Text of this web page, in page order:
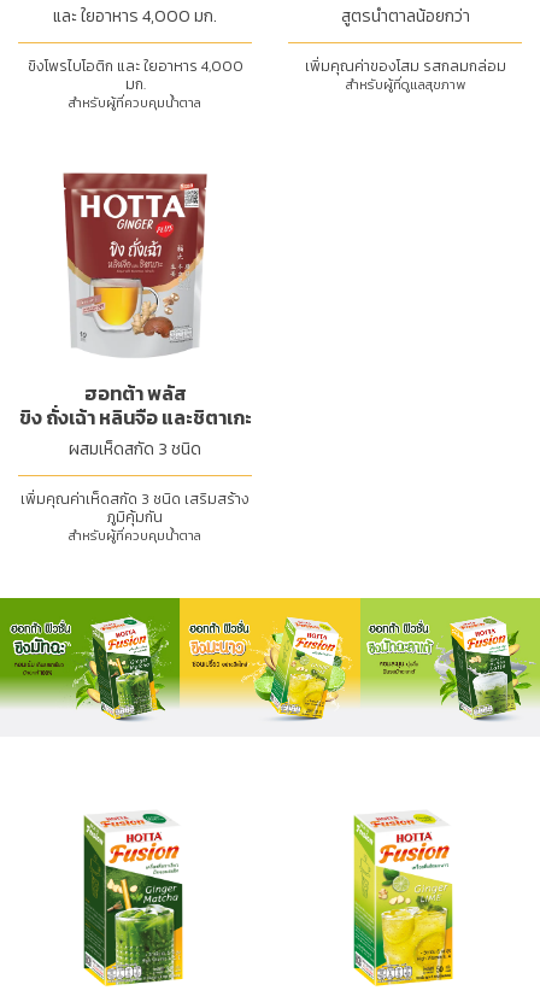
และ ใยอาหาร 4,000 มก.
ขิงโพรไบโอติก และ ใยอาหาร 4,000
มก.
สำหรับผู้ที่ควบคุมน้ำตาล
สูตรน้ำตาลน้อยกว่า
เพิ่มคุณค่าของโสม รสกลมกล่อม
สำหรับผู้ที่ดูแลสุขภาพ
ฮอทต้า พลัส
ขิง ถั่งเฉ้า หลินจือ และชิตาเกะ
ผสมเห็ดสกัด 3 ชนิด
เพิ่มคุณค่าเห็ดสกัด 3 ชนิด เสริมสร้าง
ภูมิคุ้มกัน
สำหรับผู้ที่ควบคุมน้ำตาล